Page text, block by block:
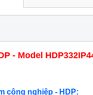
- Model
công nghiệp - HDP: